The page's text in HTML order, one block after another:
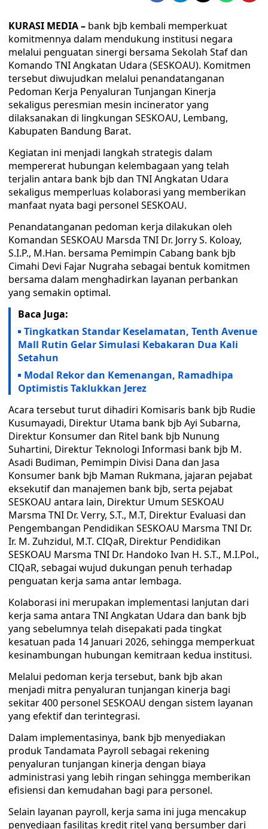
KURASI MEDIA – bank bjb kembali memperkuat
komitmennya dalam mendukung institusi negara
melalui penguatan sinergi bersama Sekolah Staf dan
Komando TNI Angkatan Udara (SESKOAU). Komitmen
tersebut diwujudkan melalui penandatanganan
Pedoman Kerja Penyaluran Tunjangan Kinerja
sekaligus peresmian mesin incinerator yang
dilaksanakan di lingkungan SESKOAU, Lembang,
Kabupaten Bandung Barat.
Kegiatan ini menjadi langkah strategis dalam
mempererat hubungan kelembagaan yang telah
terjalin antara bank bjb dan TNI Angkatan Udara
sekaligus memperluas kolaborasi yang memberikan
manfaat nyata bagi personel SESKOAU.
Penandatanganan pedoman kerja dilakukan oleh
Komandan SESKOAU Marsda TNI Dr. Jorry S. Koloay,
S.I.P., M.Han. bersama Pemimpin Cabang bank bjb
Cimahi Devi Fajar Nugraha sebagai bentuk komitmen
bersama dalam menghadirkan layanan perbankan
yang semakin optimal.
Baca Juga:
Tingkatkan Standar Keselamatan, Tenth Avenue
Mall Rutin Gelar Simulasi Kebakaran Dua Kali
Setahun
Modal Rekor dan Kemenangan, Ramadhipa
Optimistis Taklukkan Jerez
Acara tersebut turut dihadiri Komisaris bank bjb Rudie
Kusumayadi, Direktur Utama bank bjb Ayi Subarna,
Direktur Konsumer dan Ritel bank bjb Nunung
Suhartini, Direktur Teknologi Informasi bank bjb M.
Asadi Budiman, Pemimpin Divisi Dana dan Jasa
Konsumer bank bjb Maman Rukmana, jajaran pejabat
eksekutif dan manajemen bank bjb, serta pejabat
SESKOAU antara lain, Direktur Umum SESKOAU
Marsma TNI Dr. Verry, S.T., M.T, Direktur Evaluasi dan
Pengembangan Pendidikan SESKOAU Marsma TNI Dr.
Ir. M. Zuhzidul, M.T. CIQaR, Direktur Pendidikan
SESKOAU Marsma TNI Dr. Handoko Ivan H. S.T., M.I.Pol.,
CIQaR, sebagai wujud dukungan penuh terhadap
penguatan kerja sama antar lembaga.
Kolaborasi ini merupakan implementasi lanjutan dari
kerja sama antara TNI Angkatan Udara dan bank bjb
yang sebelumnya telah disepakati pada tingkat
kesatuan pada 14 Januari 2026, sehingga memperkuat
kesinambungan hubungan kemitraan kedua institusi.
Melalui pedoman kerja tersebut, bank bjb akan
menjadi mitra penyaluran tunjangan kinerja bagi
sekitar 400 personel SESKOAU dengan sistem layanan
yang efektif dan terintegrasi.
Dalam implementasinya, bank bjb menyediakan
produk Tandamata Payroll sebagai rekening
penyaluran tunjangan kinerja dengan biaya
administrasi yang lebih ringan sehingga memberikan
efisiensi dan kemudahan bagi para personel.
Selain layanan payroll, kerja sama ini juga mencakup
penyediaan fasilitas kredit ritel yang bersumber dari